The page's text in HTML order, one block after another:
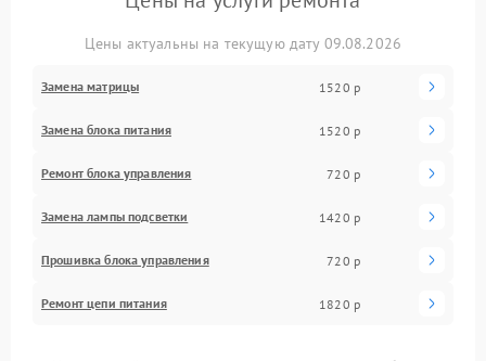
Цены актуальны на текущую дату 09.08.2026
Замена матрицы 1520 р
Замена блока питания 1520 р
Ремонт блока управления 720 р
Замена лампы подсветки 1420 р
Прошивка блока управления 720 р
Ремонт цепи питания 1820 р